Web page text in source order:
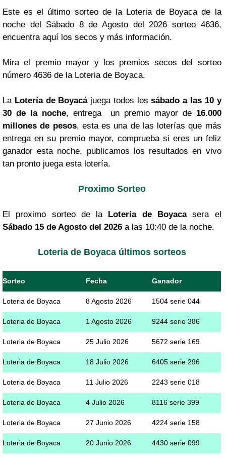
Este es el último sorteo de la Loteria de Boyaca de la
noche del Sábado 8 de Agosto del 2026 sorteo 4636,
encuentra aquí los secos y más información.
Mira el premio mayor y los premios secos del sorteo
número 4636 de la Loteria de Boyaca.
La Lotería de Boyacá juega todos lossábado a las 10 y
30 de la noche, entrega un premio mayor de 16.000
millones de pesos, esta es una de las loterías que más
entrega en su premio mayor, comprueba si eres un feliz
ganador esta noche, publicamos los resultados en vivo
tan pronto juega esta lotería.
Proximo Sorteo
El proximo sorteo de la Loteria de Boyacasera el
Sábado 15 de Agosto del 2026 a las 10:40 de la noche.
Loteria de Boyaca últimos sorteos
Sorteo Fecha Ganador
Loteria de Boyaca 8 Agosto 2026 1504 serie 044
Loteria de Boyaca 1 Agosto 2026 9244 serie 386
Loteria de Boyaca 25 Julio 2026 5672 serie 169
Loteria de Boyaca 18 Julio 2026 6405 serie 296
Loteria de Boyaca 11 Julio 2026 2243 serie 018
Loteria de Boyaca 4 Julio 2026 8116 serie 399
Loteria de Boyaca 27 Junio 2026 4224 serie 158
Loteria de Boyaca 20 Junio 2026 4430 serie 099